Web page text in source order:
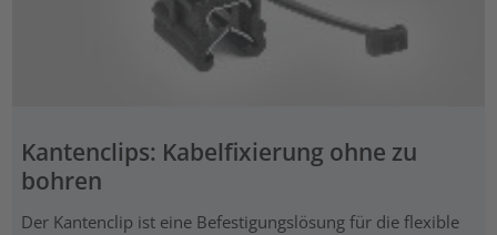
Kantenclips: Kabelfixierung ohne zu
bohren
Der Kantenclip ist eine Befestigungslösung für die flexible